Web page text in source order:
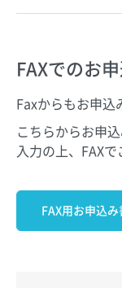
FAXでのお
Faxからもお申込
こちらからお申
入力の上、FAXで
FAX用お申込